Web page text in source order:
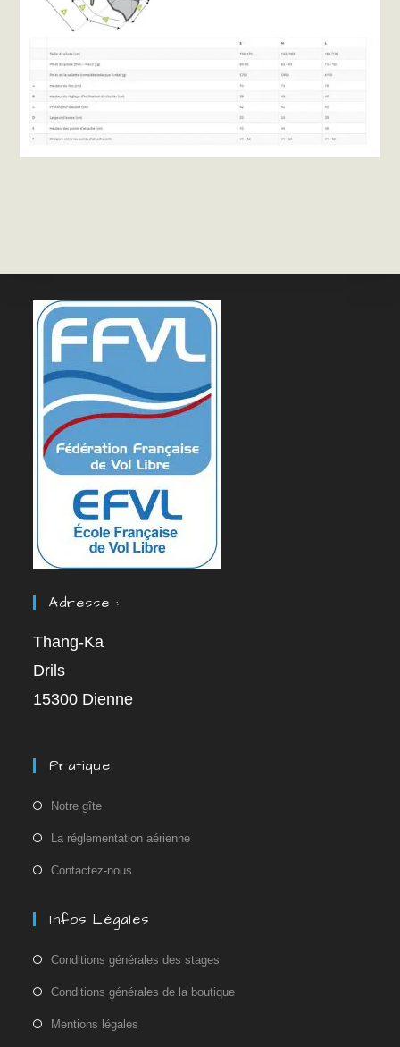
Adresse :
Thang-Ka
Drils
15300 Dienne
Pratique
Notre gîte
La réglementation aérienne
Contactez-nous
Infos Légales
Conditions générales des stages
Conditions générales de la boutique
Mentions légales